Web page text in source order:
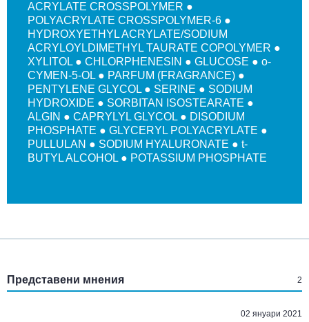
ACRYLATE CROSSPOLYMER ●
POLYACRYLATE CROSSPOLYMER-6 ●
HYDROXYETHYL ACRYLATE/SODIUM
ACRYLOYLDIMETHYL TAURATE COPOLYMER ●
XYLITOL ● CHLORPHENESIN ● GLUCOSE ● o-
CYMEN-5-OL ● PARFUM (FRAGRANCE) ●
PENTYLENE GLYCOL ● SERINE ● SODIUM
HYDROXIDE ● SORBITAN ISOSTEARATE ●
ALGIN ● CAPRYLYL GLYCOL ● DISODIUM
PHOSPHATE ● GLYCERYL POLYACRYLATE ●
PULLULAN ● SODIUM HYALURONATE ● t-
BUTYL ALCOHOL ● POTASSIUM PHOSPHATE
Представени мнения: 2
02 януари 2021